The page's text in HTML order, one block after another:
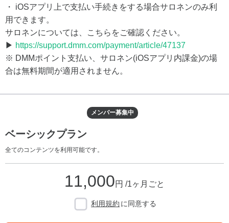
・ iOSアプリ上で支払い手続きをする場合サロネンのみ利
用できます。
サロネンについては、こちらをご確認ください。
▶ https://support.dmm.com/payment/article/47137
※ DMMポイント支払い、サロネン(iOSアプリ内課金)の場
合は無料期間が適用されません。
メンバー募集中
ベーシックプラン
全てのコンテンツを利用可能です。
11,000円 /1ヶ月ごと
利用規約 に同意する